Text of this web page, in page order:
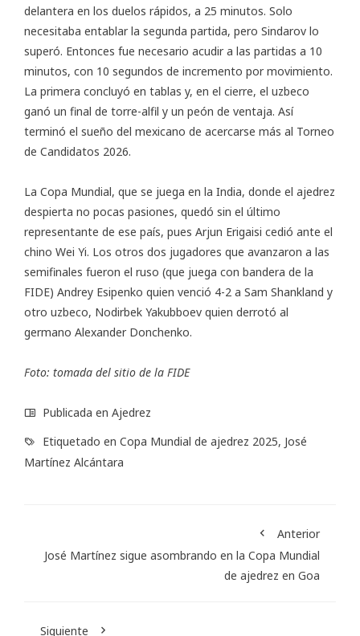
delantera en los duelos rápidos, a 25 minutos. Solo
necesitaba entablar la segunda partida, pero Sindarov lo
superó. Entonces fue necesario acudir a las partidas a 10
minutos, con 10 segundos de incremento por movimiento.
La primera concluyó en tablas y, en el cierre, el uzbeco
ganó un final de torre-alfil y un peón de ventaja. Así
terminó el sueño del mexicano de acercarse más al Torneo
de Candidatos 2026.
La Copa Mundial, que se juega en la India, donde el ajedrez
despierta no pocas pasiones, quedó sin el último
representante de ese país, pues Arjun Erigaisi cedió ante el
chino Wei Yi. Los otros dos jugadores que avanzaron a las
semifinales fueron el ruso (que juega con bandera de la
FIDE) Andrey Esipenko quien venció 4-2 a Sam Shankland y
otro uzbeco, Nodirbek Yakubboev quien derrotó al
germano Alexander Donchenko.
Foto: tomada del sitio de la FIDE
Publicada en Ajedrez
Etiquetado en Copa Mundial de ajedrez 2025, José
Martínez Alcántara
Anterior
José Martínez sigue asombrando en la Copa Mundial
de ajedrez en Goa
Siguiente